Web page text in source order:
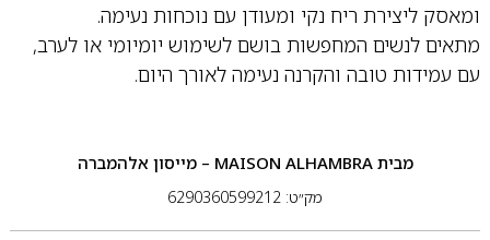
ומאסק ליצירת ריח נקי ומעודן עם נוכחות נעימה.
מתאים לנשים המחפשות בושם לשימוש יומיומי או לערב,
עם עמידות טובה והקרנה נעימה לאורך היום.
מבית MAISON ALHAMBRA – מייסון אלהמברה
מק״ט: 6290360599212